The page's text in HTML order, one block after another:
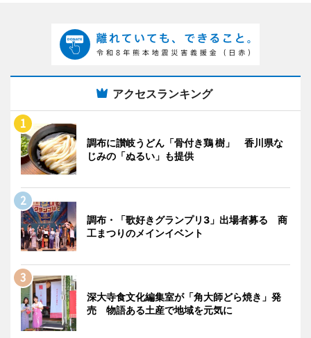
アクセスランキング
調布に讃岐うどん「骨付き鶏 樹」 香川県な
じみの「ぬるい」も提供
調布・「歌好きグランプリ3」出場者募る 商
工まつりのメインイベント
深大寺食文化編集室が「角大師どら焼き」発
売 物語ある土産で地域を元気に